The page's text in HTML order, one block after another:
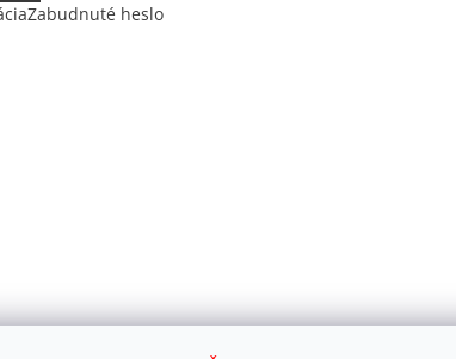
Zabudnuté heslo